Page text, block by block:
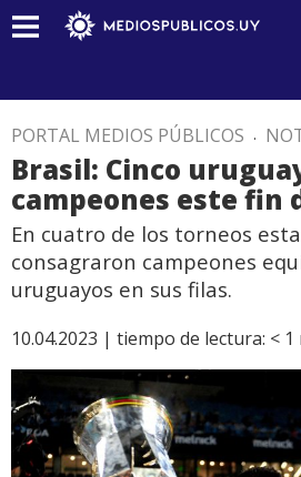
PORTAL MEDIOS PÚBLICOS .
Brasil: Cinco
campeones este fin
En cuatro de los torneos
consagraron campeones
uruguayos en sus filas.
10.04.2023 | tiempo de lectura: < 1